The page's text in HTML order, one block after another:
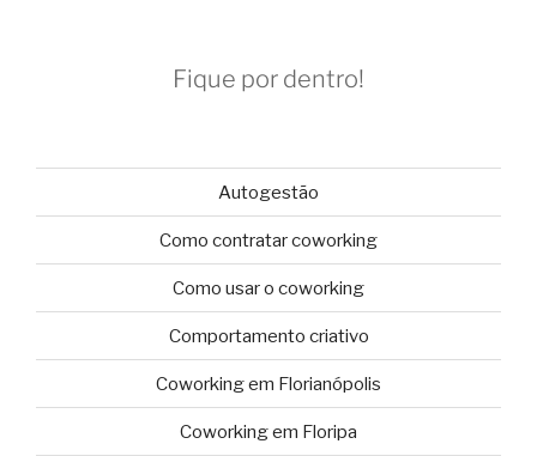
Fique por dentro!
Autogestão
Como contratar coworking
Como usar o coworking
Comportamento criativo
Coworking em Florianópolis
Coworking em Floripa